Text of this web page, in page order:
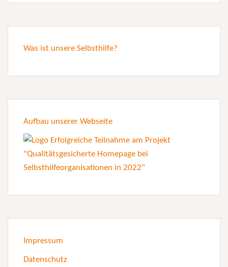
Was ist unsere Selbsthilfe?
Aufbau unserer Webseite
Impressum
Datenschutz